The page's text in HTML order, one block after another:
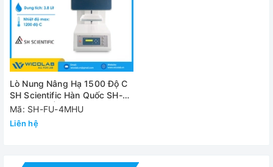
Nguồn điện
Đánh giá
Lò Nung Nâng Hạ 1500 Độ C
SH Scientific Hàn Quốc SH-
FU-4MHU | 3.8 Lít
Mã: SH-FU-4MHU
Liên hệ